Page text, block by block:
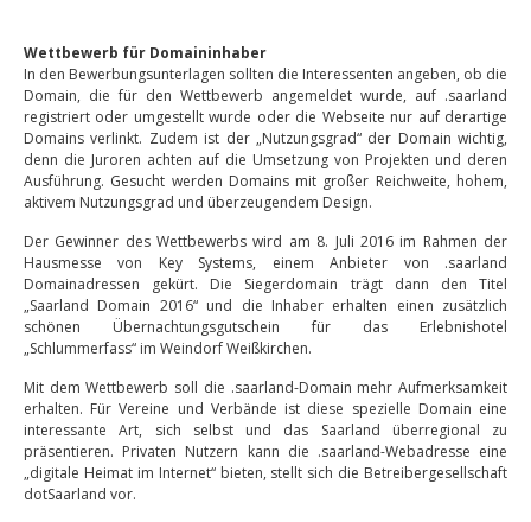
Wettbewerb für Domaininhaber
In den Bewerbungsunterlagen sollten die Interessenten angeben, ob die
Domain, die für den Wettbewerb angemeldet wurde, auf .saarland
registriert oder umgestellt wurde oder die Webseite nur auf derartige
Domains verlinkt. Zudem ist der „Nutzungsgrad“ der Domain wichtig,
denn die Juroren achten auf die Umsetzung von Projekten und deren
Ausführung. Gesucht werden Domains mit großer Reichweite, hohem,
aktivem Nutzungsgrad und überzeugendem Design.
Der Gewinner des Wettbewerbs wird am 8. Juli 2016 im Rahmen der
Hausmesse von Key Systems, einem Anbieter von .saarland
Domainadressen gekürt. Die Siegerdomain trägt dann den Titel
„Saarland Domain 2016“ und die Inhaber erhalten einen zusätzlich
schönen Übernachtungsgutschein für das Erlebnishotel
„Schlummerfass“ im Weindorf Weißkirchen.
Mit dem Wettbewerb soll die .saarland-Domain mehr Aufmerksamkeit
erhalten. Für Vereine und Verbände ist diese spezielle Domain eine
interessante Art, sich selbst und das Saarland überregional zu
präsentieren. Privaten Nutzern kann die .saarland-Webadresse eine
„digitale Heimat im Internet“ bieten, stellt sich die Betreibergesellschaft
dotSaarland vor.